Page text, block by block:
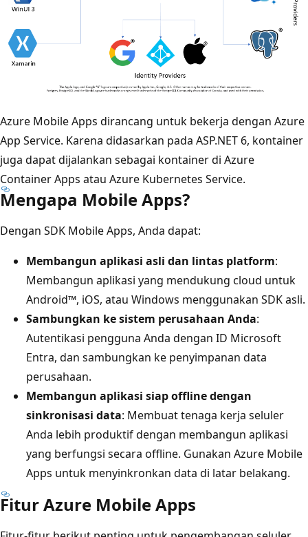
Azure Mobile Apps dirancang untuk bekerja dengan Azure
App Service. Karena didasarkan pada ASP.NET 6, kontainer
juga dapat dijalankan sebagai kontainer di Azure
Container Apps atau Azure Kubernetes Service.
Mengapa Mobile Apps?
Dengan SDK Mobile Apps, Anda dapat:
Membangun aplikasi asli dan lintas platform:
Membangun aplikasi yang mendukung cloud untuk
Android™, iOS, atau Windows menggunakan SDK asli.
Sambungkan ke sistem perusahaan Anda:
Autentikasi pengguna Anda dengan ID Microsoft
Entra, dan sambungkan ke penyimpanan data
perusahaan.
Membangun aplikasi siap offline dengan
sinkronisasi data: Membuat tenaga kerja seluler
Anda lebih produktif dengan membangun aplikasi
yang berfungsi secara offline. Gunakan Azure Mobile
Apps untuk menyinkronkan data di latar belakang.
Fitur Azure Mobile Apps